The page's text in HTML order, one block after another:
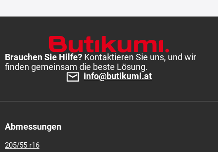
Brauchen Sie Hilfe? Kontaktieren Sie uns, und wir
finden gemeinsam die beste Lösung.
info@butikumi.at
Abmessungen
205/55 r16